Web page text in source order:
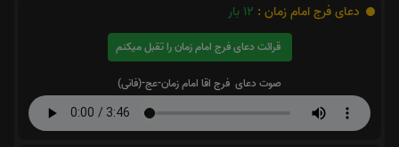
دعای فرج امام زمان : 12 بار
قرائت دعای فرج امام زمان را تقبل میکنم
صوت دعای فرج اقا امام زمان-عج-(فانی)